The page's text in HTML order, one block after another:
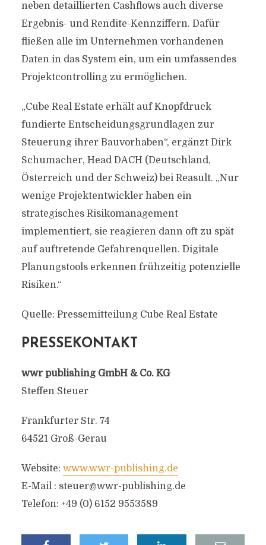
neben detaillierten Cashflows auch diverse
Ergebnis- und Rendite-Kennziffern. Dafür
fließen alle im Unternehmen vorhandenen
Daten in das System ein, um ein umfassendes
Projektcontrolling zu ermöglichen.
„Cube Real Estate erhält auf Knopfdruck
fundierte Entscheidungsgrundlagen zur
Steuerung ihrer Bauvorhaben“, ergänzt Dirk
Schumacher, Head DACH (Deutschland,
Österreich und der Schweiz) bei Reasult. „Nur
wenige Projektentwickler haben ein
strategisches Risikomanagement
implementiert, sie reagieren dann oft zu spät
auf auftretende Gefahrenquellen. Digitale
Planungstools erkennen frühzeitig potenzielle
Risiken.“
Quelle: Pressemitteilung Cube Real Estate
PRESSEKONTAKT
wwr publishing GmbH & Co. KG
Steffen Steuer
Frankfurter Str. 74
64521 Groß-Gerau
Website: www.wwr-publishing.de
E-Mail : steuer@wwr-publishing.de
Telefon: +49 (0) 6152 9553589